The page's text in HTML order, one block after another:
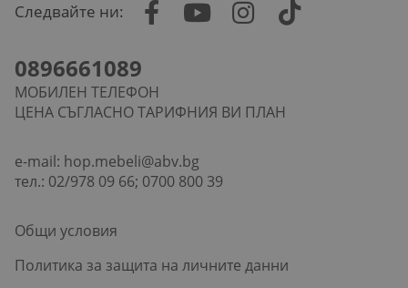
Следвайте ни:
0896661089
МОБИЛЕН ТЕЛЕФОН
ЦЕНА СЪГЛАСНО ТАРИФНИЯ ВИ ПЛАН
e-mail: hop.mebeli@abv.bg
тел.: 02/978 09 66; 0700 800 39
Общи условия
Политика за защита на личните данни